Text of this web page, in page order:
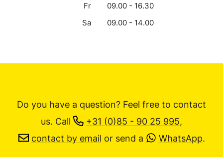
Fr
09.00 - 16.30
Sa
09.00 - 14.00
Do you have a question? Feel free to contact
us. Call +31 (0)85 - 90 25 995,
contact by email or send a WhatsApp.